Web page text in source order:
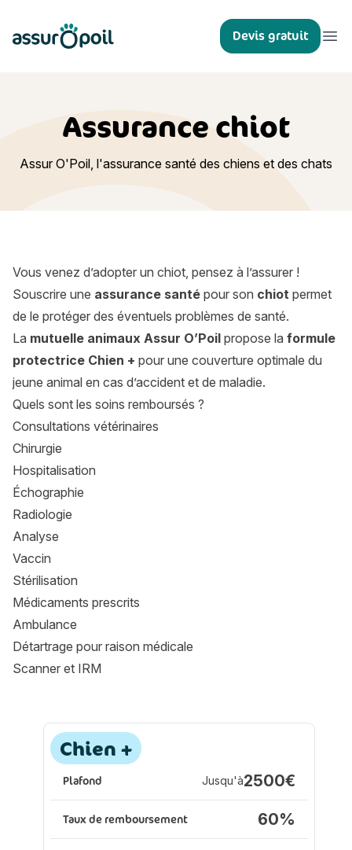
Assur O'Poil Devis gratuit
Assurance chiot
Assur O'Poil, l'assurance santé des chiens et des chats
Vous venez d’adopter un chiot, pensez à l’assurer !
Souscrire une assurance santé pour son chiot permet
de le protéger des éventuels problèmes de santé.
La mutuelle animaux Assur O’Poil propose la formule
protectrice Chien + pour une couverture optimale du
jeune animal en cas d’accident et de maladie.
Quels sont les soins remboursés ?
Consultations vétérinaires
Chirurgie
Hospitalisation
Échographie
Radiologie
Analyse
Vaccin
Stérilisation
Médicaments prescrits
Ambulance
Détartrage pour raison médicale
Scanner et IRM
Assurance animaux :
Chien +
Plafond Jusqu'à2500€
Taux de remboursement 60%